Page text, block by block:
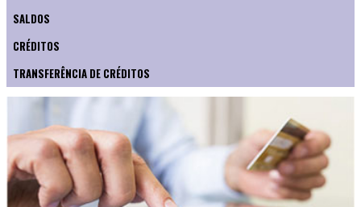
SALDOS
CRÉDITOS
TRANSFERÊNCIA DE CRÉDITOS